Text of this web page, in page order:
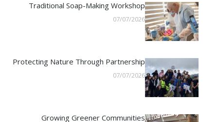
Traditional Soap-Making Workshop
07/07/2026
Protecting Nature Through Partnership
07/07/2026
Growing Greener Communities